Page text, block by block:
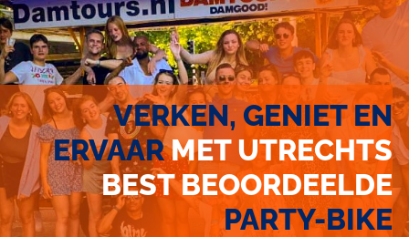
VERKEN, GENIET EN
ERVAARMET UTRECHTS
BEST BEOORDEELDE
PARTY-BIKE